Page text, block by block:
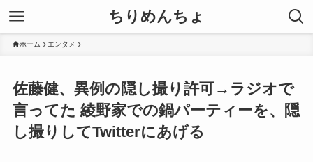
ちりめんちょ
ホーム エンタメ
佐藤健、異例の隠し撮り許可→ラジオで
言ってた 綾野家での鍋パーティーを、隠
し撮りしてTwitterにあげる